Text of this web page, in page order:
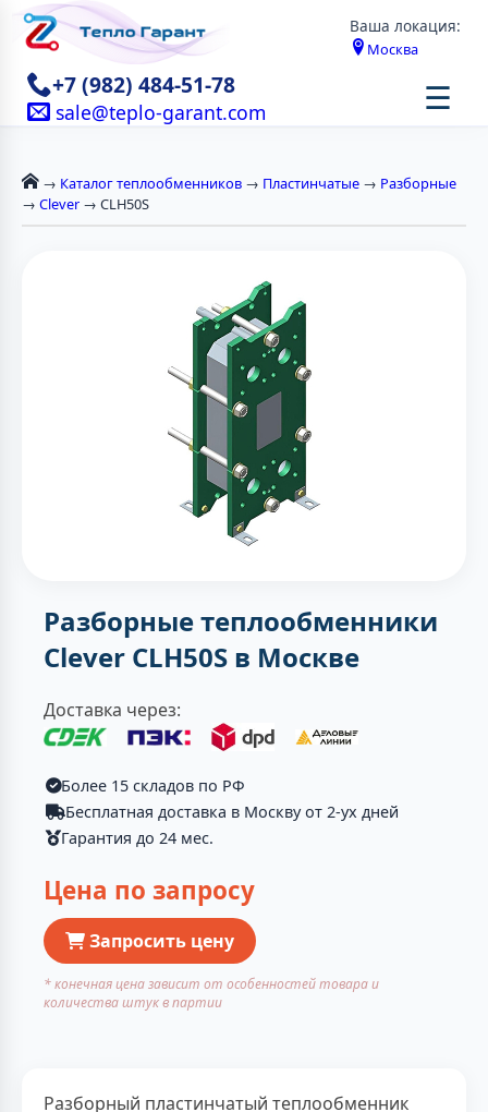
Ваша локация:
Москва
+7 (982) 484-51-78
sale@teplo-garant.com ☰
→ Каталог теплообменников → Пластинчатые → Разборные
→ Clever → CLH50S
Разборные теплообменники
Clever CLH50S в Москве
Доставка через:
Более 15 складов по РФ
Бесплатная доставка в Москву от 2-ух дней
Гарантия до 24 мес.
Цена по запросу
Запросить цену
* конечная цена зависит от особенностей товара и
количества штук в партии
Разборный пластинчатый теплообменник